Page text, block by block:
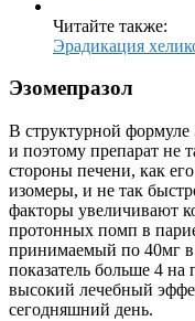
Читайте также:
Эрадикация
Эзомепразол
В структурной формуле
и поэтому препарат не
стороны печени, как
изомеры, и не так
факторы увеличивают
протонных помп в
принимаемый по 40мг в
показатель больше 4
высокий лечебный
сегодняшний день.